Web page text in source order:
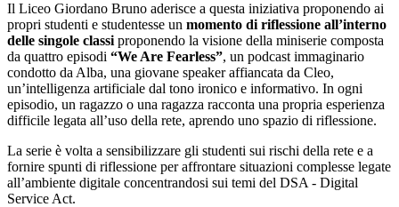
Il Liceo Giordano Bruno aderisce a questa iniziativa proponendo ai
propri studenti e studentesse un momento di riflessione all’interno
delle singole classi proponendo la visione della miniserie composta
da quattro episodi “We Are Fearless”, un podcast immaginario
condotto da Alba, una giovane speakeraffiancata da Cleo,
un’intelligenza artificiale dal tono ironico e informativo. In ogni
episodio, un ragazzo o una ragazza racconta una propria esperienza
difficile legata all’uso della rete, aprendo uno spazio di riflessione.
La serie è volta a sensibilizzare gli studenti sui rischi della rete e a
fornire spunti di riflessione per affrontare situazioni complesse legate
all’ambiente digitale concentrandosi sui temi del DSA - Digital
Service Act.